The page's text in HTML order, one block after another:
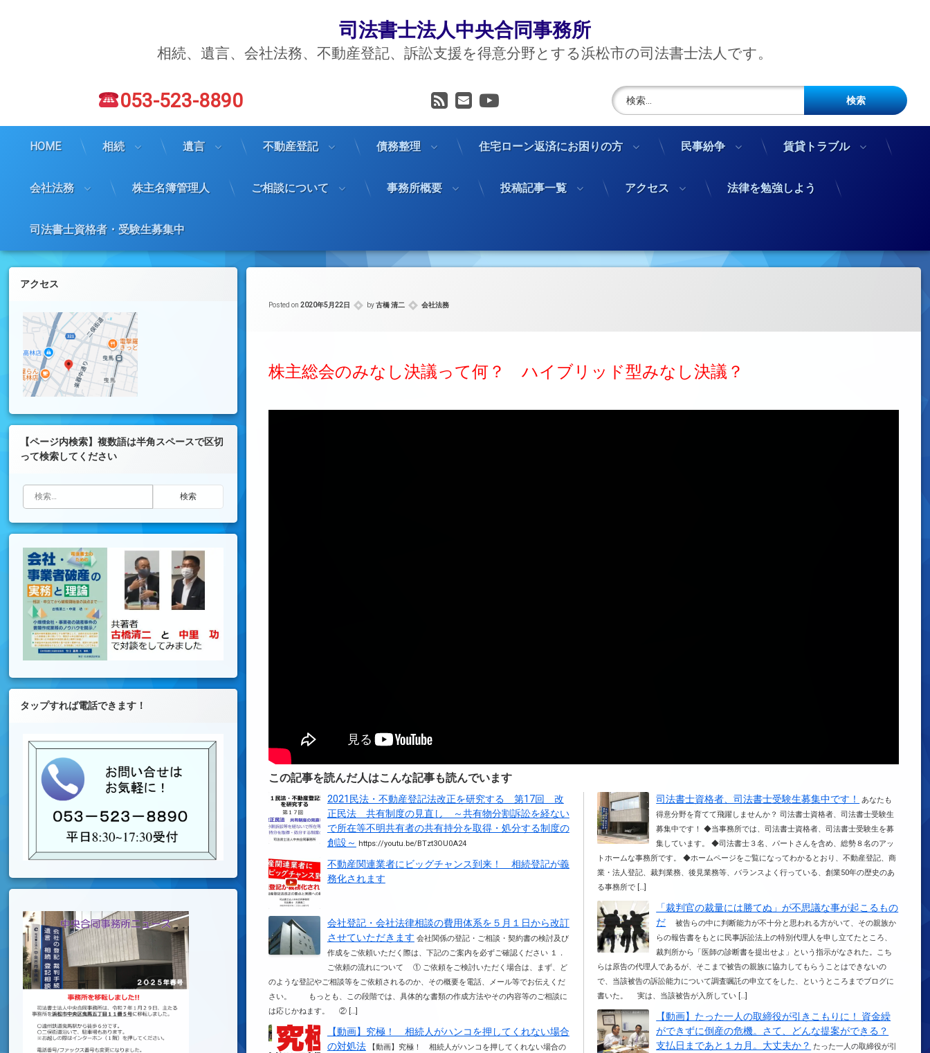
司法書士法人中央合同事務所
相続、遺言、会社法務、不動産登記、訴訟支援を得意分野とする浜松市の司法書士法人です。
電話番号:
053-523-8890 RSSメールアドレス
YouTube 検索:
HOME 相続 遺言 不動産登記 債務整理 住宅ローン返済にお困りの方 民事紛争 賃貸トラブル
会社法務 株主名簿管理人 ご相談について 事務所概要 投稿記事一覧 アクセス 法律を勉強しよう
司法書士資格者・受験生募集中
Posted on 2020年5月22日 by古橋 清二 カテゴリー:
会社法務
株主総会のみなし決議って何？ ハイブリッド型みなし決議？
この記事を読んだ人はこんな記事も読んでいます
2021民法・不動産登記法改正を研究する 第17回 改
正民法 共有制度の見直し ～共有物分割訴訟を経ない
で所在等不明共有者の共有持分を取得・処分する制度の
創設～
https://youtu.be/BTzt3OU0A24
不動産関連業者にビッグチャンス到来！ 相続登記が義
務化されます
会社登記・会社法律相談の費用体系を５月１日から改訂
させていただきます 会社関係の登記・ご相談・契約書の検討及び
作成をご依頼いただく際は、下記のご案内を必ずご確認ください １．
ご依頼の流れについて ① ご依頼をご検討いただく場合は、まず、ど
のような登記やご相談等をご依頼されるのか、その概要を電話、メール等でお伝えくだ
さい。 もっとも、この段階では、具体的な書類の作成方法やその内容等のご相談に
は応じかねます。 ② […]
【動画】究極！ 相続人がハンコを押してくれない場合
の対処法
【動画】究極！ 相続人がハンコを押してくれない場合の
司法書士資格者、司法書士受験生募集中です！
あなたも
得意分野を育てて飛躍しませんか？ 司法書士資格者、司法書士受験生
募集中です！ ◆当事務所では、司法書士資格者、司法書士受験生を募
集しています。 ◆司法書士３名、パートさんを含め、総勢８名のアッ
トホームな事務所です。 ◆ホームページをご覧になってわかるとおり、不動産登記、商
業・法人登記、裁判業務、後見業務等、バランスよく行っている、創業50年の歴史のあ
る事務所で […]
「裁判官の裁量には勝てぬ」が不思議な事が起こるもの
だ
被告らの中に判断能力が不十分と思われる方がいて、その親族か
らの報告書をもとに民事訴訟法上の特別代理人を申し立てたところ、
裁判所から「医師の診断書を提出せよ」という指示がなされた。こち
らは原告の代理人であるが、そこまで被告の親族に協力してもらうことはできないの
で、当該被告の訴訟能力について調査嘱託の申立てをした、というところまでブログに
書いた。 実は、当該被告が入所してい […]
【動画】たった一人の取締役が引きこもりに！ 資金繰
ができずに倒産の危機。さて、どんな提案ができる？
支払日まであと１カ月。大丈夫か？ たった一人の取締役が引
左サイドバー
アクセス
【ページ内検索】複数語は半角スペースで区切
って検索してください
検索:
タップすれば電話できます！